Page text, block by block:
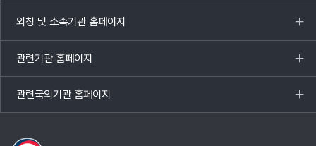
열기
외청 및 소속기관 홈페이지
목록
열기
관련기관 홈페이지
목록
열기
관련국외기관 홈페이지
목록
열기